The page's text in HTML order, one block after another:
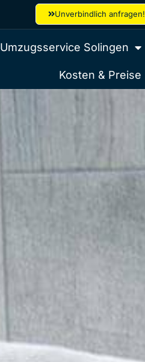
Unverbindlich anfragen!
Umzugsservice Solingen
Kosten & Preise